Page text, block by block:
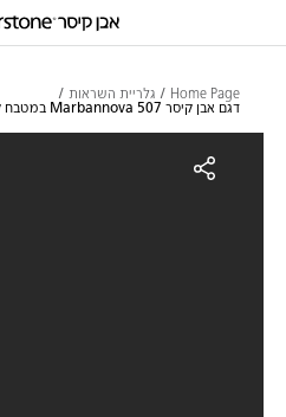
Home Page
גלריית השראות
דגם אבן קיסר 507 Marbannova במטבח קיר אחד מודרני עם אי | 22104
דגם אבן קיסר 507 Marbannova במטבח קיר אחד מודרני עם אי | 22104